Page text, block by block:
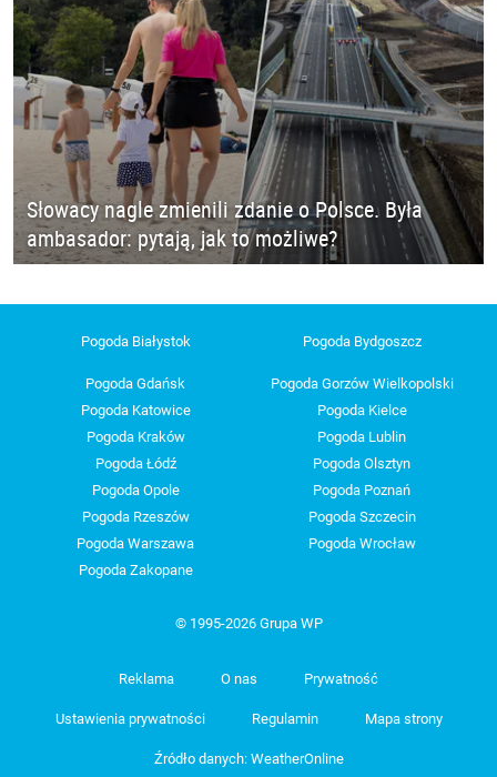
Słowacy nagle zmienili zdanie o Polsce. Była
ambasador: pytają, jak to możliwe?
Pogoda Białystok Pogoda Bydgoszcz
Pogoda Gdańsk
Pogoda Gorzów Wielkopolski
Pogoda Katowice
Pogoda Kielce
Pogoda Kraków
Pogoda Lublin
Pogoda Łódź
Pogoda Olsztyn
Pogoda Opole
Pogoda Poznań
Pogoda Rzeszów
Pogoda Szczecin
Pogoda Warszawa
Pogoda Wrocław
Pogoda Zakopane
© 1995-2026 Grupa WP
Reklama O nas Prywatność
Ustawienia prywatności Regulamin Mapa strony
Źródło danych: WeatherOnline